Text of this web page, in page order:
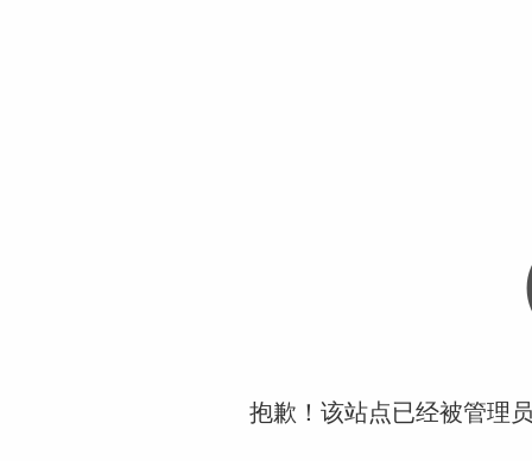
抱歉！该站点已经被管理